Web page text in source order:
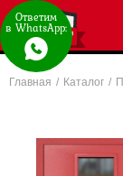
Главная / Каталог /
Ответим
в WhatsApp: